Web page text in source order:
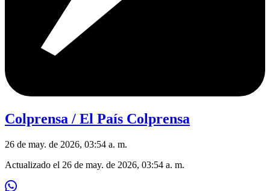
Colprensa / El País Colprensa
26 de may. de 2026, 03:54 a. m.
Actualizado el 26 de may. de 2026, 03:54 a. m.